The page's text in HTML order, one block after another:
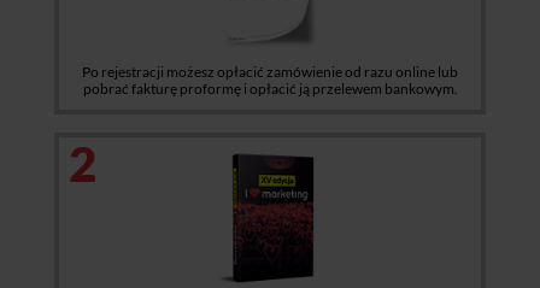
Po rejestracji możesz opłacić zamówienie od razu online lub
pobrać fakturę proformę i opłacić ją przelewem bankowym.
2